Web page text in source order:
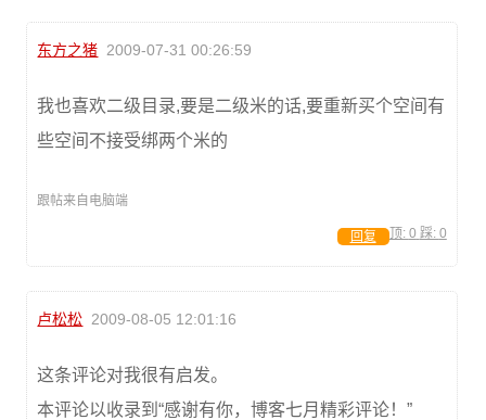
东方之猪 2009-07-31 00:26:59
我也喜欢二级目录,要是二级米的话,要重新买个空间有
些空间不接受绑两个米的
跟帖来自电脑端
顶: 0 踩: 0
回复
卢松松 2009-08-05 12:01:16
这条评论对我很有启发。
本评论以收录到“感谢有你，博客七月精彩评论！”